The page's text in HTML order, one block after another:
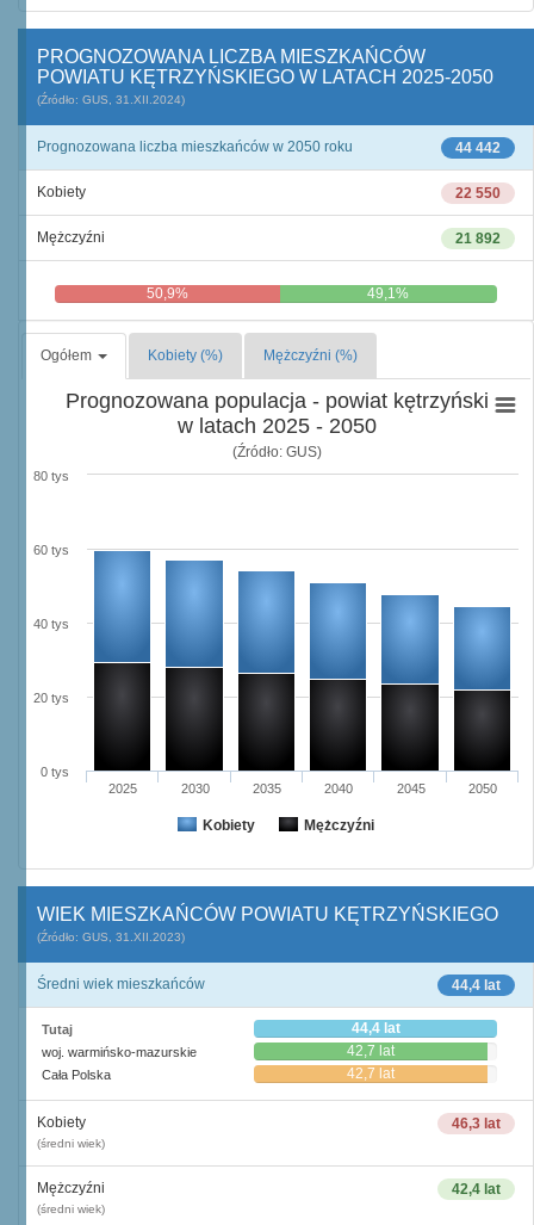
PROGNOZOWANA LICZBA MIESZKAŃCÓW
POWIATU KĘTRZYŃSKIEGO W LATACH 2025-2050
(Źródło: GUS, 31.XII.2024)
44 442
Prognozowana liczba mieszkańców w 2050 roku
22 550
Kobiety
21 892
Mężczyźni
50,9% 49,1%
Ogółem Kobiety (%) Mężczyźni (%)
Prognozowana populacja - powiat kętrzyński
w latach 2025 - 2050
(Źródło: GUS)
Kobiety Mężczyźni
2025 2030 2035 2040 2045 2050
0 tys
20 tys
40 tys
60 tys
80 tys
WIEK MIESZKAŃCÓW POWIATU KĘTRZYŃSKIEGO
(Źródło: GUS, 31.XII.2023)
44,4 lat
Średni wiek mieszkańców
Tutaj 44,4 lat
woj. warmińsko-mazurskie 42,7 lat
Cała Polska 42,7 lat
46,3 lat
Kobiety
(średni wiek)
42,4 lat
Mężczyźni
(średni wiek)